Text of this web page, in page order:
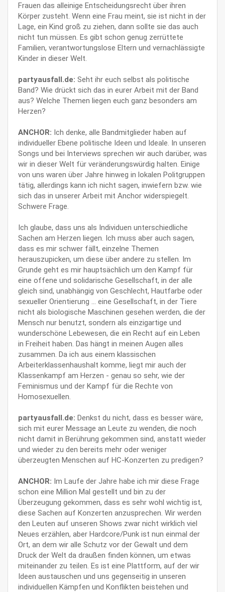
Frauen das alleinige Entscheidungsrecht über ihren
Körper zusteht. Wenn eine Frau meint, sie ist nicht in der
Lage, ein Kind groß zu ziehen, dann sollte sie das auch
nicht tun müssen. Es gibt schon genug zerrüttete
Familien, verantwortungslose Eltern und vernachlässigte
Kinder in dieser Welt.
partyausfall.de: Seht ihr euch selbst als politische
Band? Wie drückt sich das in eurer Arbeit mit der Band
aus? Welche Themen liegen euch ganz besonders am
Herzen?
ANCHOR: Ich denke, alle Bandmitglieder haben auf
individueller Ebene politische Ideen und Ideale. In unseren
Songs und bei Interviews sprechen wir auch darüber, was
wir in dieser Welt für veränderungswürdig halten. Einige
von uns waren über Jahre hinweg in lokalen Politgruppen
tätig, allerdings kann ich nicht sagen, inwiefern bzw. wie
sich das in unserer Arbeit mit Anchor widerspiegelt.
Schwere Frage.
Ich glaube, dass uns als Individuen unterschiedliche
Sachen am Herzen liegen. Ich muss aber auch sagen,
dass es mir schwer fällt, einzelne Themen
herauszupicken, um diese über andere zu stellen. Im
Grunde geht es mir hauptsächlich um den Kampf für
eine offene und solidarische Gesellschaft, in der alle
gleich sind, unabhängig von Geschlecht, Hautfarbe oder
sexueller Orientierung ... eine Gesellschaft, in der Tiere
nicht als biologische Maschinen gesehen werden, die der
Mensch nur benutzt, sondern als einzigartige und
wunderschöne Lebewesen, die ein Recht auf ein Leben
in Freiheit haben. Das hängt in meinen Augen alles
zusammen. Da ich aus einem klassischen
Arbeiterklassenhaushalt komme, liegt mir auch der
Klassenkampf am Herzen - genau so sehr, wie der
Feminismus und der Kampf für die Rechte von
Homosexuellen.
partyausfall.de: Denkst du nicht, dass es besser wäre,
sich mit eurer Message an Leute zu wenden, die noch
nicht damit in Berührung gekommen sind, anstatt wieder
und wieder zu den bereits mehr oder weniger
überzeugten Menschen auf HC-Konzerten zu predigen?
ANCHOR: Im Laufe der Jahre habe ich mir diese Frage
schon eine Million Mal gestellt und bin zu der
Überzeugung gekommen, dass es sehr wohl wichtig ist,
diese Sachen auf Konzerten anzusprechen. Wir werden
den Leuten auf unseren Shows zwar nicht wirklich viel
Neues erzählen, aber Hardcore/Punk ist nun einmal der
Ort, an dem wir alle Schutz vor der Gewalt und dem
Druck der Welt da draußen finden können, um etwas
miteinander zu teilen. Es ist eine Plattform, auf der wir
Ideen austauschen und uns gegenseitig in unseren
individuellen Kämpfen und Konflikten beistehen und